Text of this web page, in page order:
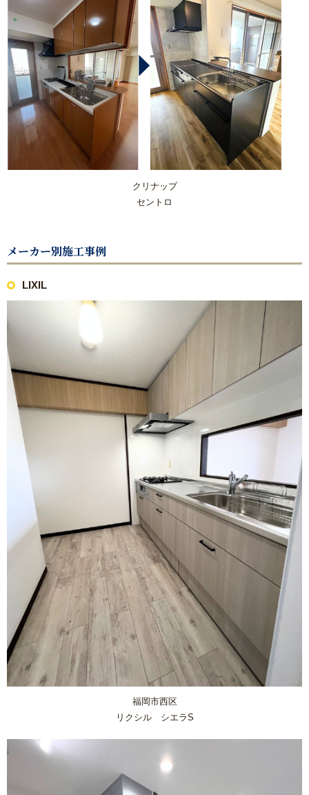
浴室(風呂)
屋根リフォーム
洗面化粧台
ＩＨ・ガスコンロ
ガス給湯器/エコジョーズ・電気温水器/エコキュート
【リフォーム】よくあるご質問
リフォームで意外に高額になる理由と費用を抑える具体策
水まわり機器人気リフォームメーカー
水まわりリフォーム 人気ランキング
概算見積もり
ご相談から施工完了の流れ
【マンション向け】大特価セット
【戸建て向け】大特価セット
【数量限定3台】大特価キッチン
【数量限定3台】大特価トイレ
会社概要
クリナップ
セントロ
メーカー別施工事例
LIXIL
福岡市西区
リクシル シエラS